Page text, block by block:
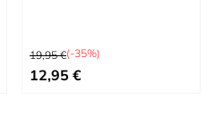
Prix normal
19,95 €(-35%)
Prix spécial
12,95 €